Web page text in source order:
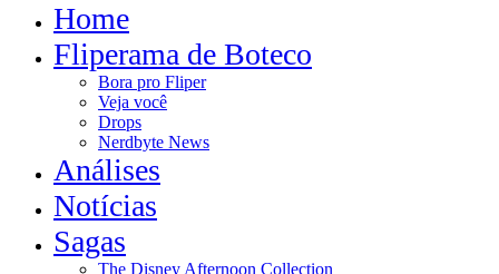
Home
Fliperama de Boteco
Bora pro Fliper
Veja você
Drops
Nerdbyte News
Análises
Notícias
Sagas
The Disney Afternoon Collection